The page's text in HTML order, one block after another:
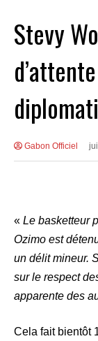
Stevy
Gabon Officiel
« Le basketteur
Ozimo est
un délit mineur.
sur le respect
apparente des
Cela fait bientôt